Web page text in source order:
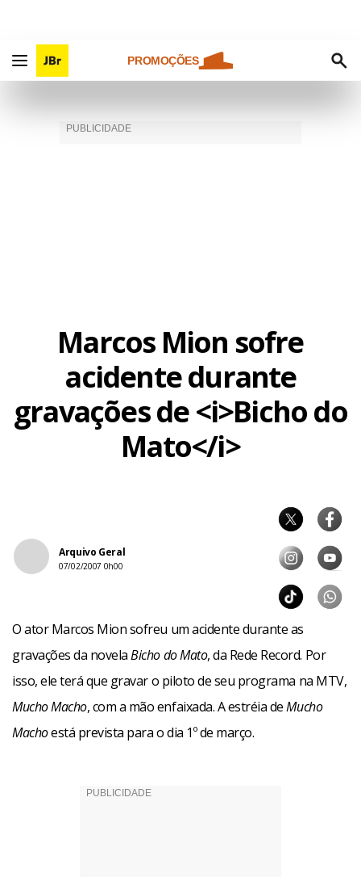
PROMOÇÕES
Marcos Mion sofre
acidente durante
gravações de <i>Bicho do
Mato</i>
Arquivo Geral
07/02/2007 0h00
O ator Marcos Mion sofreu um acidente durante as
gravações da novelaBicho do Mato, da Rede Record. Por
isso, ele terá que gravar o piloto de seu programa na MTV,
Mucho Macho, com a mão enfaixada. A estréia deMucho
Machoestá prevista para o dia 1º de março.